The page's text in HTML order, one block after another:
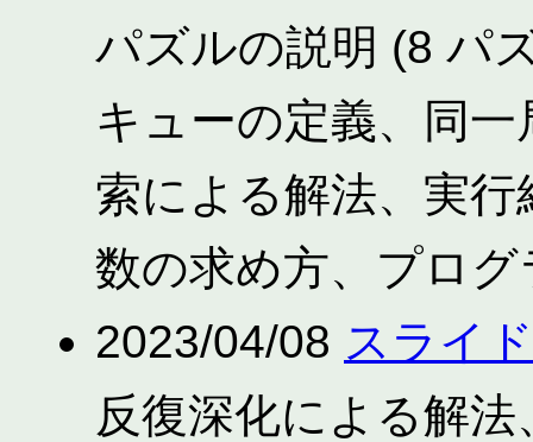
パズルの説明 (8 パ
キューの定義、同
索による解法、実
数の求め方、プロ
2023/04/08 スライ
反復深化による解